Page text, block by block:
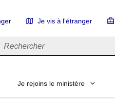
Je vis à l'étranger
Je rejoins le ministère